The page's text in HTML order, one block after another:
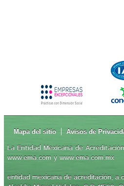
Mapa del sitio Avisos de
La Entidad Mexicana de
www.ema.com y www.ema.com.mx
entidad mexicana de acreditación,